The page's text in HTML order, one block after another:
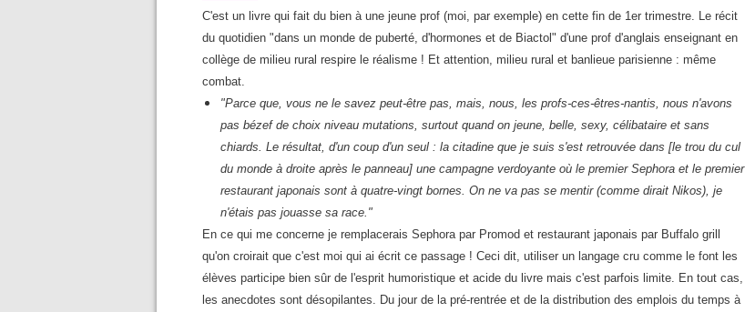
C'est un livre qui fait du bien à une jeune prof (moi, par exemple) en cette fin de 1er trimestre. Le récit
du quotidien "dans un monde de puberté, d'hormones et de Biactol" d'une prof d'anglais enseignant en
collège de milieu rural respire le réalisme ! Et attention, milieu rural et banlieue parisienne : même
combat.
"Parce que, vous ne le savez peut-être pas, mais, nous, les profs-ces-êtres-nantis, nous n'avons
pas bézef de choix niveau mutations, surtout quand on jeune, belle, sexy, célibataire et sans
chiards. Le résultat, d'un coup d'un seul : la citadine que je suis s'est retrouvée dans [le trou du cul
du monde à droite après le panneau] une campagne verdoyante où le premier Sephora et le premier
restaurant japonais sont à quatre-vingt bornes. On ne va pas se mentir (comme dirait Nikos), je
n'étais pas jouasse sa race."
En ce qui me concerne je remplacerais Sephora par Promod et restaurant japonais par Buffalo grill
qu'on croirait que c'est moi qui ai écrit ce passage ! Ceci dit, utiliser un langage cru comme le font les
élèves participe bien sûr de l'esprit humoristique et acide du livre mais c'est parfois limite. En tout cas,
les anecdotes sont désopilantes. Du jour de la pré-rentrée et de la distribution des emplois du temps à